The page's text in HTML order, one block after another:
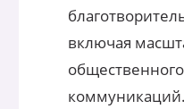
включая